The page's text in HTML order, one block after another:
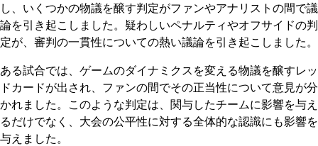
し、いくつかの物議を醸す判定がファンやアナリストの間で議
論を引き起こしました。疑わしいペナルティやオフサイドの判
定が、審判の一貫性についての熱い議論を引き起こしました。
ある試合では、ゲームのダイナミクスを変える物議を醸すレッ
ドカードが出され、ファンの間でその正当性について意見が分
かれました。このような判定は、関与したチームに影響を与え
るだけでなく、大会の公平性に対する全体的な認識にも影響を
与えました。